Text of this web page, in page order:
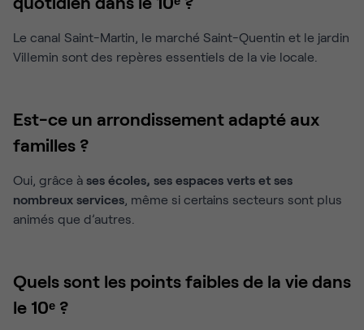
Le canal Saint-Martin, le marché Saint-Quentin et le jardin
Villemin sont des repères essentiels de la vie locale.
Est-ce un arrondissement adapté aux
familles ?
Oui, grâce à ses écoles, ses espaces verts et ses
nombreux services, même si certains secteurs sont plus
animés que d’autres.
Quels sont les points faibles de la vie dans
le 10ᵉ ?